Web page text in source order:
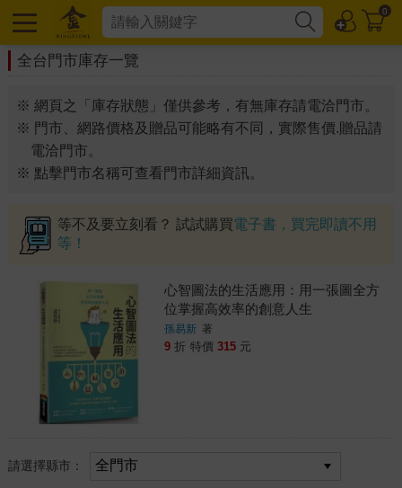
0
全台門市庫存一覽
※ 網頁之「庫存狀態」僅供參考，有無庫存請電洽門市。
※ 門市、網路價格及贈品可能略有不同，實際售價.贈品請
電洽門市。
※ 點擊門市名稱可查看門市詳細資訊。
等不及要立刻看？ 試試購買電子書，買完即讀不用
等！
心智圖法的生活應用：用一張圖全方
位掌握高效率的創意人生
孫易新 著
9 折 特價 315 元
請選擇縣市：